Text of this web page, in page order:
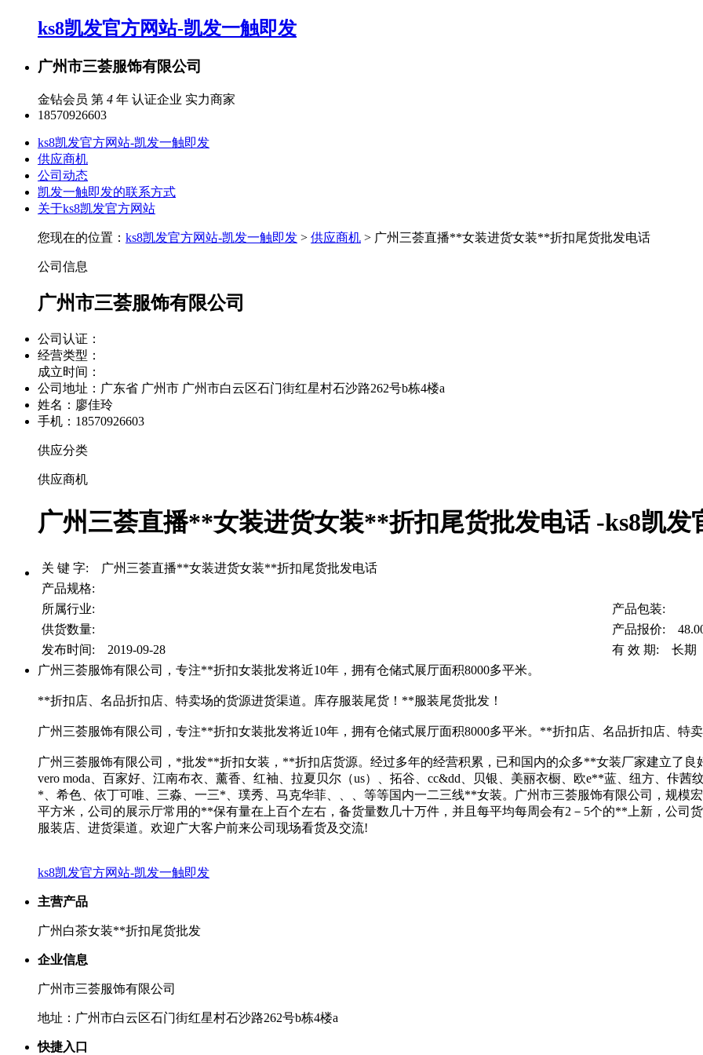
ks8凯发官方网站-凯发一触即发
广州市三荟服饰有限公司
金钻会员 第 4 年 认证企业 实力商家
18570926603
ks8凯发官方网站-凯发一触即发
供应商机
公司动态
凯发一触即发的联系方式
关于ks8凯发官方网站
您现在的位置： ks8凯发官方网站-凯发一触即发 > 供应商机 > 广州三荟直播**女装进货女装**折扣尾货批发电话
公司信息
广州市三荟服饰有限公司
公司认证：
经营类型：
成立时间：
公司地址： 广东省 广州市 广州市白云区石门街红星村石沙路262号b栋4楼a
姓名：廖佳玲
手机：18570926603
供应分类
供应商机
广州三荟直播**女装进货女装**折扣尾货批发电话 -ks8凯发
关 键 字: 广州三荟直播**女装进货女装**折扣尾货批发电话
产品规格:
所属行业:
产品包装:
供货数量:
产品报价:
发布时间: 2019-09-28
有 效 期: 长期
广州三荟服饰有限公司，专注**折扣女装批发将近10年，拥有仓储式展厅面积8000多平米。
**折扣店、名品折扣店、特卖场的货源进货渠道。库存服装尾货！**服装尾货批发！
广州三荟服饰有限公司，专注**折扣女装批发将近10年，拥有仓储式展厅面积8000多平米。**折扣店、名品折扣店、特
广州三荟服饰有限公司，*批发**折扣女装，**折扣店货源。经过多年的经营积累，已和国内的众多**女装厂家建立了良
vero moda、百家好、江南布衣、薰香、红袖、拉夏贝尔（us）、拓谷、cc&dd、贝银、美丽衣橱、欧e**蓝、纽方、佧
*、希色、依丁可唯、三淼、一三*、璞秀、马克华菲、、、等等国内一二三线**女装。广州市三荟服饰有限公司，规模
平方米，公司的展示厅常用的**保有量在上百个左右，备货量数几十万件，并且每平均每周会有2－5个的**上新，公
服装店、进货渠道。欢迎广大客户前来公司现场看货及交流!
ks8凯发官方网站-凯发一触即发
主营产品
广州白茶女装**折扣尾货批发
企业信息
广州市三荟服饰有限公司
地址：广州市白云区石门街红星村石沙路262号b栋4楼a
快捷入口